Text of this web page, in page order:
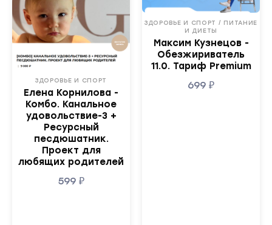
ЗДОРОВЬЕ И СПОРТ
Елена Корнилова -
Комбо. Канальное
удовольствие-3 +
Ресурсный
песдюшатник.
Проект для
любящих родителей
599 ₽
ЗДОРОВЬЕ И СПОРТ / ПИТАНИЕ
И ДИЕТЫ
Максим Кузнецов -
Обезжириватель
11.0. Тариф Premium
699 ₽